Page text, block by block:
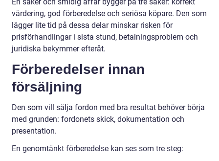
värdering, god förberedelse och seriösa köpare. Den som
lägger lite tid på dessa delar minskar risken för
prisförhandlingar i sista stund, betalningsproblem och
juridiska bekymmer efteråt.
Förberedelser innan
försäljning
Den som vill sälja fordon med bra resultat behöver börja
med grunden: fordonets skick, dokumentation och
presentation.
En genomtänkt förberedelse kan ses som tre steg: